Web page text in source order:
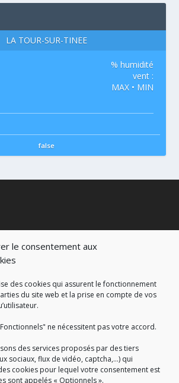
le consentement aux
des cookies qui assurent le fonctionnement
du site web et la prise en compte de vos
ne nécessitent pas votre accord.
des services proposés par des tiers
sociaux, flux de vidéo, captcha,...) qui
cookies pour lequel votre consentement est
sont appelés « Optionnels ».
LA TOUR-SUR-TINÉE
% humidité
vent :
MAX • MIN
false